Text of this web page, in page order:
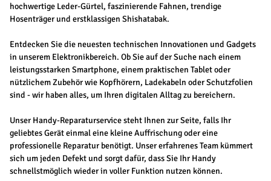
hochwertige Leder-Gürtel, faszinierende Fahnen, trendige
Hosenträger und erstklassigen Shishatabak.
Entdecken Sie die neuesten technischen Innovationen und Gadgets
in unserem Elektronikbereich. Ob Sie auf der Suche nach einem
leistungsstarken Smartphone, einem praktischen Tablet oder
nützlichem Zubehör wie Kopfhörern, Ladekabeln oder Schutzfolien
sind - wir haben alles, um Ihren digitalen Alltag zu bereichern.
Unser Handy-Reparaturservice steht Ihnen zur Seite, falls Ihr
geliebtes Gerät einmal eine kleine Auffrischung oder eine
professionelle Reparatur benötigt. Unser erfahrenes Team kümmert
sich um jeden Defekt und sorgt dafür, dass Sie Ihr Handy
schnellstmöglich wieder in voller Funktion nutzen können.